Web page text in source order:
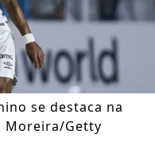
se destaca na
Moreira/Getty